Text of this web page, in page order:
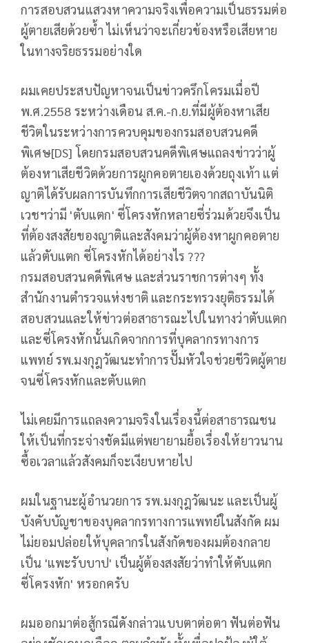
การสอบสวนแสวงหาความจริงเพื่อความเป็นธรรมต่อ
ผู้ตายเสียด้วยซ้ำ ไม่เห็นว่าจะเกี่ยวข้องหรือเสียหาย
ในทางจริยธรรมอย่างใด
ผมเคยประสบปัญหาจนเป็นข่าวครึกโครมเมื่อปี
พ.ศ.2558 ระหว่างเดือน ส.ค.-ก.ย.ที่มีผู้ต้องหาเสีย
ชีวิตในระหว่างการควบคุมของกรมสอบสวนคดี
พิเศษ[DS] โดยกรมสอบสวนคดีพิเศษแถลงข่าวว่าผู้
ต้องหาเสียชีวิตด้วยการผูกคอตายเองด้วยถุงเท้า แต่
ญาติได้รับผลการบันทึกการเสียชีวิตจากสถาบันนิติ
เวชฯว่ามี 'ตับแตก' ซี่โครงหักหลายซี่ร่วมด้วยจึงเป็น
ที่ต้องสงสัยของญาติและสังคมว่าผู้ต้องหาผูกคอตาย
แล้วตับแตก ซี่โครงหักได้อย่างไร ???
กรมสอบสวนคดีพิเศษ และส่วนราชการต่างๆ ทั้ง
สำนักงานตำรวจแห่งชาติ และกระทรวงยุติธรรมได้
สอบสวนและให้ข่าวต่อสาธารณะไปในทางว่าตับแตก
และซี่โครงหักนั้นเกิดจากการที่บุคลากรทางการ
แพทย์ รพ.มงกุฎวัฒนะทำการปั๊มหัวใจช่วยชีวิตผู้ตาย
จนซี่โครงหักและตับแตก
ไม่เคยมีการแถลงความจริงในเรื่องนี้ต่อสาธารณชน
ให้เป็นที่กระจ่างชัดมีแต่พยายามยื้อเรื่องให้ยาวนาน
ซื้อเวลาแล้วสังคมก็จะเงียบหายไป
ผมในฐานะผู้อำนวยการ รพ.มงกุฎวัฒนะ และเป็นผู้
บังคับบัญชาของบุคลากรทางการแพทย์ในสังกัด ผม
ไม่ยอมปล่อยให้บุคลากรในสังกัดของผมต้องกลาย
เป็น 'แพะรับบาป' เป็นผู้ต้องสงสัยว่าทำให้ตับแตก
ซี่โครงหัก' หรอกครับ
ผมออกมาต่อสู้กรณีดังกล่าวแบบตาต่อตา ฟันต่อฟัน